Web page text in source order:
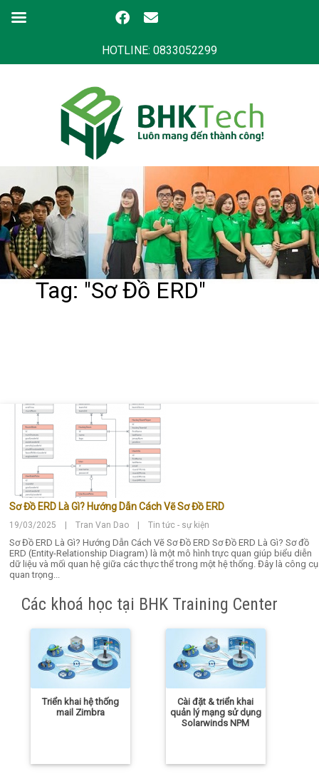
HOTLINE: 0833052299
Tag: "Sơ Đồ ERD"
Sơ Đồ ERD Là Gì? Hướng Dẫn Cách Vẽ Sơ Đồ ERD
19/03/2025 | Tran Van Dao | Tin tức - sự kiện
Sơ Đồ ERD Là Gì? Hướng Dẫn Cách Vẽ Sơ Đồ ERD Sơ Đồ ERD Là Gì? Sơ đồ
ERD (Entity-Relationship Diagram) là một mô hình trực quan giúp biểu diễn
dữ liệu và mối quan hệ giữa các thực thể trong một hệ thống. Đây là công cụ
quan trọng...
Các khoá học tại BHK Training Center
Triển khai hệ thống
mail Zimbra
Cài đặt & triển khai
quản lý mạng sử dụng
Solarwinds NPM